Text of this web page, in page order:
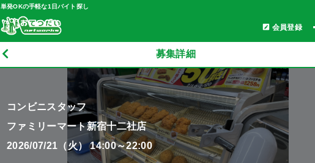
単発OKの手軽な1日バイト探し
会員登録
募集詳細
コンビニスタッフ
ファミリーマート新宿十二社店
2026/07/21（火） 14:00～22:00